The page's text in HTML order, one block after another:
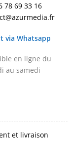
78 69 33 16
via Whatsapp
en ligne du
au samedi
et livraison